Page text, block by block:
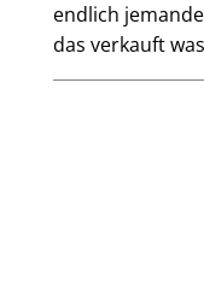
endlich
das verkauft